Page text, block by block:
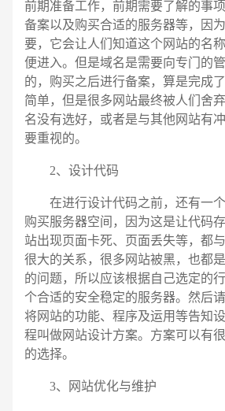
前期准备工作，前期需要了解的事
备案以及购买合适的服务器等，因
要，它会让人们知道这个网站的名
便进入。但是域名是需要向专门的
的，购买之后进行备案，算是完成
简单，但是很多网站最终被人们舍
名没有选好，或者是与其他网站有
要重视的。
2、设计代码
在进行设计代码之前，还有一个
购买服务器空间，因为这是让代码
站出现页面卡死、页面丢失等，都
很大的关系，很多网站被黑，也都
的问题，所以应该根据自己选定的
个合适的安全稳定的服务器。然后
将网站的功能、程序及运用等告知
程叫做网站设计方案。方案可以有
的选择。
3、网站优化与维护
电话